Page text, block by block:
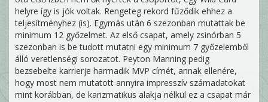
helyre így is jók voltak. Rengeteg rekord fűződik ehhez a
teljesítményhez (is). Egymás után 6 szezonban mutattak be
minimum 12 győzelmet. Az első csapat, amely zsinórban 5
szezonban is be tudott mutatni egy minimum 7 győzelemből
álló veretlenségi sorozatot. Peyton Manning pedig
bezsebelte karrierje harmadik MVP címét, annak ellenére,
hogy most nem mutatott annyira impresszív számadatokat
mint korábban, de karizmatikus alakja nélkül ez a csapat már